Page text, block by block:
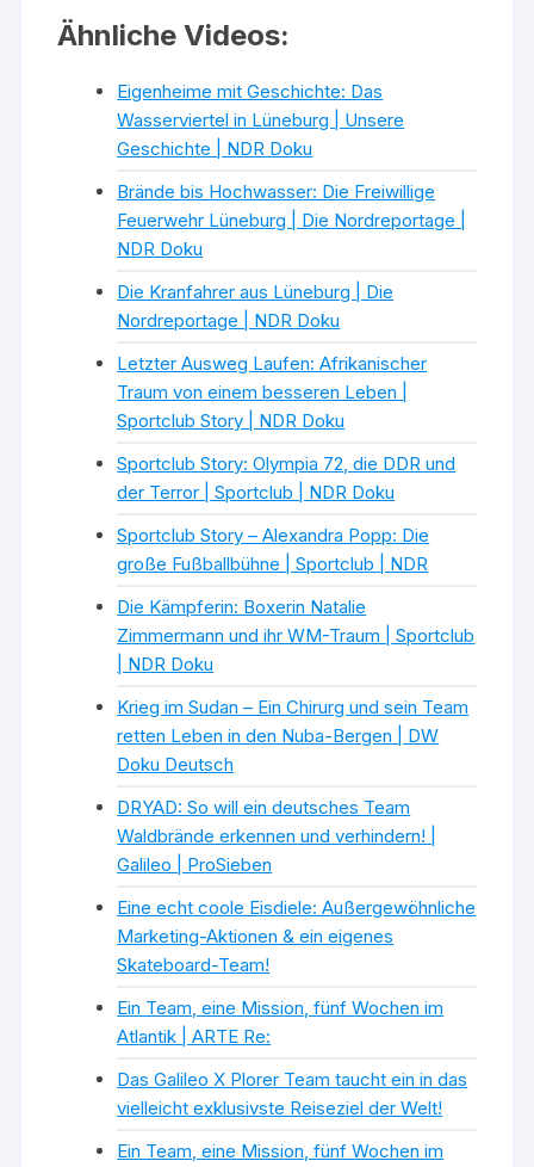
Ähnliche Videos:
Eigenheime mit Geschichte: Das
Wasserviertel in Lüneburg | Unsere
Geschichte | NDR Doku
Brände bis Hochwasser: Die Freiwillige
Feuerwehr Lüneburg | Die Nordreportage |
NDR Doku
Die Kranfahrer aus Lüneburg | Die
Nordreportage | NDR Doku
Letzter Ausweg Laufen: Afrikanischer
Traum von einem besseren Leben |
Sportclub Story | NDR Doku
Sportclub Story: Olympia 72, die DDR und
der Terror | Sportclub | NDR Doku
Sportclub Story – Alexandra Popp: Die
große Fußballbühne | Sportclub | NDR
Die Kämpferin: Boxerin Natalie
Zimmermann und ihr WM-Traum | Sportclub
| NDR Doku
Krieg im Sudan – Ein Chirurg und sein Team
retten Leben in den Nuba-Bergen | DW
Doku Deutsch
DRYAD: So will ein deutsches Team
Waldbrände erkennen und verhindern! |
Galileo | ProSieben
Eine echt coole Eisdiele: Außergewöhnliche
Marketing-Aktionen & ein eigenes
Skateboard-Team!
Ein Team, eine Mission, fünf Wochen im
Atlantik | ARTE Re:
Das Galileo X Plorer Team taucht ein in das
vielleicht exklusivste Reiseziel der Welt!
Ein Team, eine Mission, fünf Wochen im